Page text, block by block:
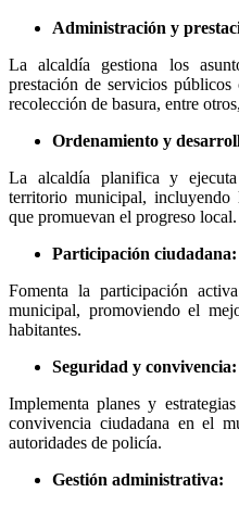
Administración y
La alcaldía gestiona los
prestación de servicios
recolección de basura, entre
Ordenamiento y
La alcaldía planifica y
territorio municipal, incluyendo
que promuevan el progreso local.
Participación ciudadana:
Fomenta la participación
municipal, promoviendo el
habitantes.
Seguridad y convivencia:
Implementa planes y
convivencia ciudadana en el
autoridades de policía.
Gestión administrativa: